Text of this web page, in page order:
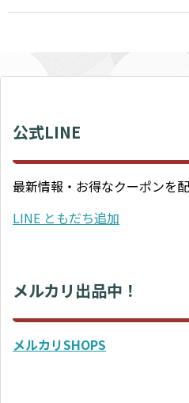
公式LINE
最新情報・お得なクーポンを
LINE ともだち追加
メルカリ出品中！
メルカリSHOPS